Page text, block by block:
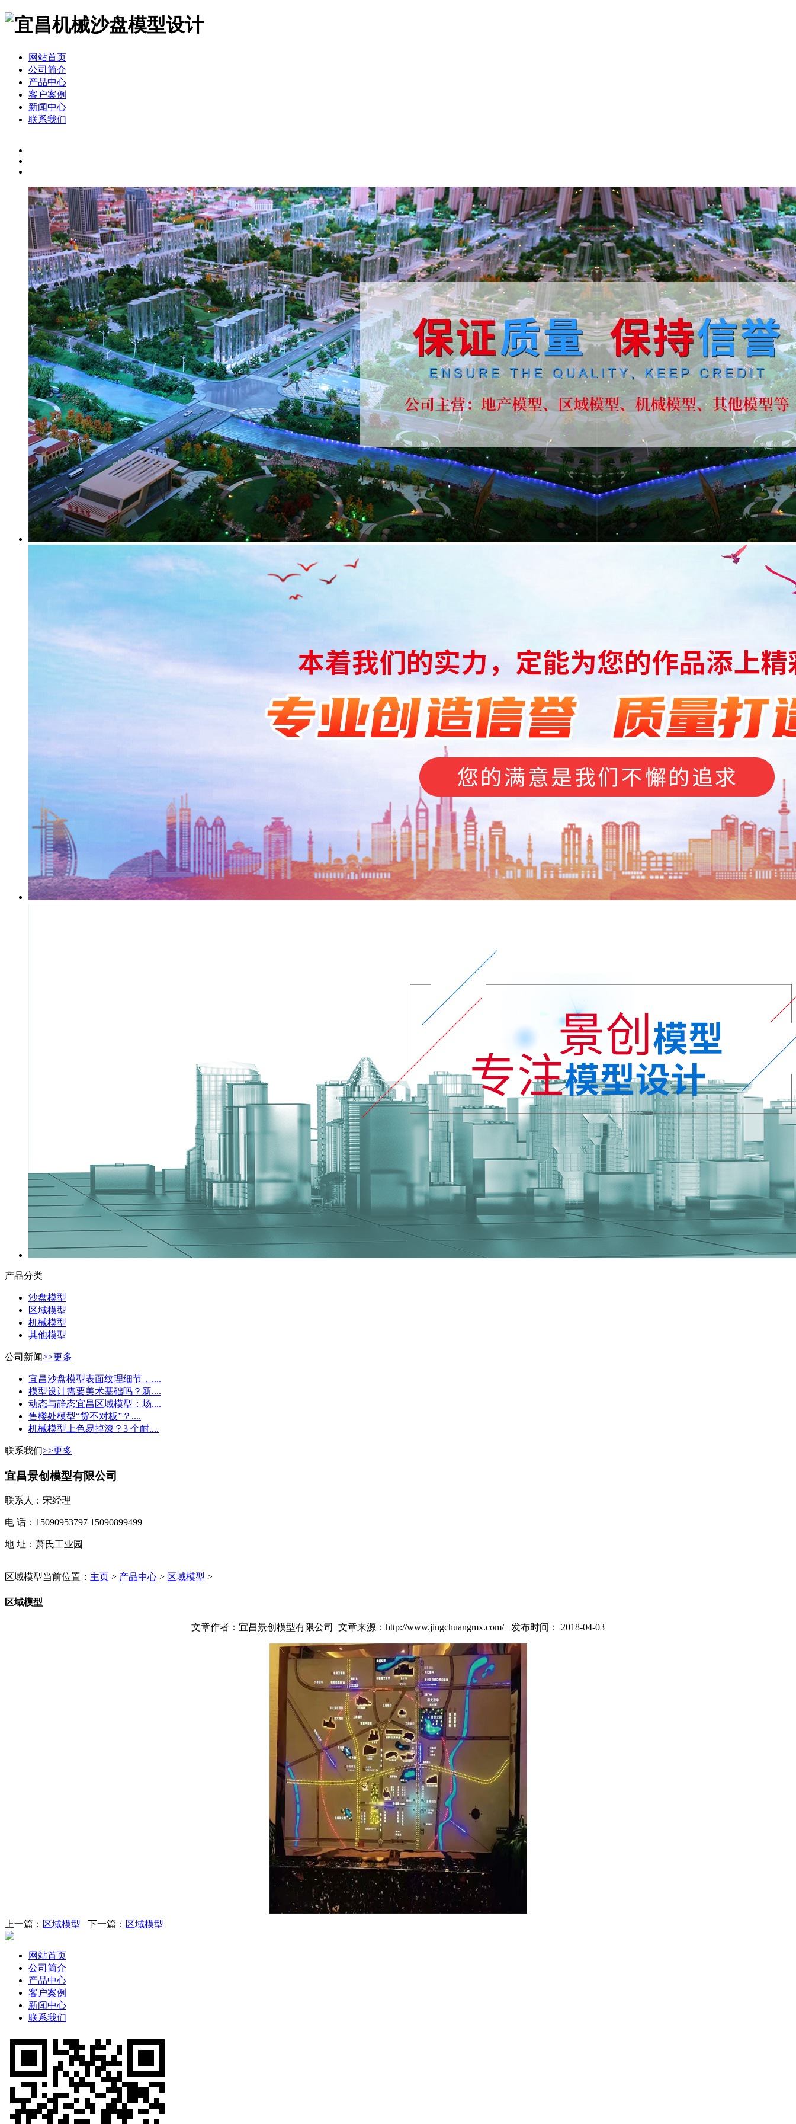
网站首页
公司简介
产品中心
客户案例
新闻中心
联系我们
产品分类
沙盘模型
区域模型
机械模型
其他模型
公司新闻>>更多
宜昌沙盘模型表面纹理细节，....
模型设计需要美术基础吗？新....
动态与静态宜昌区域模型：场....
售楼处模型“货不对板”？....
机械模型上色易掉漆？3 个耐....
联系我们>>更多
宜昌景创模型有限公司
联系人：宋经理
电 话：15090953797 15090899499
地 址：萧氏工业园
区域模型当前位置： 主页 > 产品中心 > 区域模型 >
区域模型
文章作者：宜昌景创模型有限公司 文章来源：http://www.jingchuangmx.com/ 发布时间： 2018-04-03
上一篇： 区域模型 下一篇： 区域模型
网站首页
公司简介
产品中心
客户案例
新闻中心
联系我们